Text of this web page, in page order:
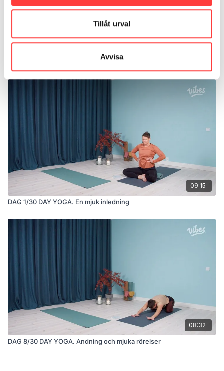
Tillåt urval
Avvisa
09:41
DAG 3/30 DAY YOGA. Sittande flow
09:15
DAG 1/30 DAY YOGA. En mjuk inledning
08:32
DAG 8/30 DAY YOGA. Andning och mjuka rörelser